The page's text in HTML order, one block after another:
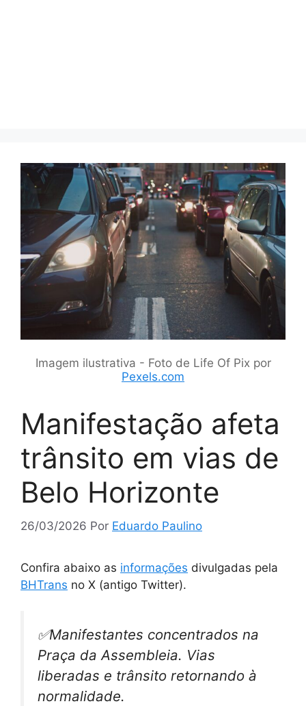
Imagem ilustrativa - Foto de Life Of Pix por
Pexels.com
Manifestação afeta
trânsito em vias de
Belo Horizonte
26/03/2026 Por Eduardo Paulino
Confira abaixo as informações divulgadas pela
BHTrans no X (antigo Twitter).
✅Manifestantes concentrados na
Praça da Assembleia. Vias
liberadas e trânsito retornando à
normalidade.